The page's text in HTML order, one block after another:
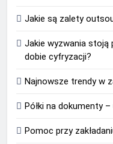
Jakie są zalety
Jakie wyzwania stoją
dobie cyfryzacji?
Najnowsze trendy w
Półki na dokumenty
Pomoc przy